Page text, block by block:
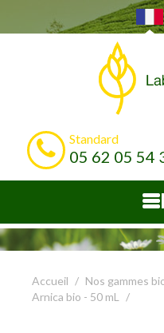
Standard
05 62 05 54
Accueil Nos gammes
Arnica bio - 50 mL